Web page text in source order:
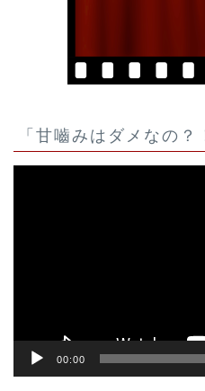
「甘嚙みはダメなの？
00:00